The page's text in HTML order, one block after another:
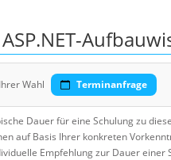
Wahl Terminanfrage
Dauer für eine Schulung zu
auf Basis Ihrer konkreten
Empfehlung zur Dauer einer